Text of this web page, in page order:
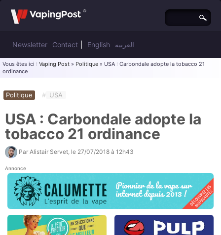
Newsletter Contact English العربية
Vous êtes ici : Vaping Post » Politique » USA : Carbondale adopte la tobacco 21
ordinance
Politique # USA
USA : Carbondale adopte la
tobacco 21 ordinance
Par Alistair Servet , le 27/07/2018 à 12h43
Annonce